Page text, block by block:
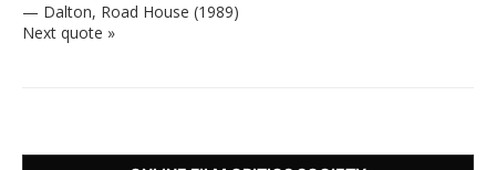
— Dalton, Road House (1989)
Next quote »